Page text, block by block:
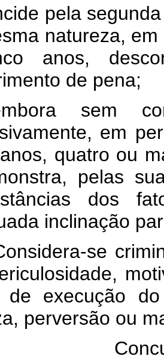
pela
natureza,
anos,
de pena;
sem
em
quatro ou
pelas
dos
inclinação
se
de execução
perversão ou